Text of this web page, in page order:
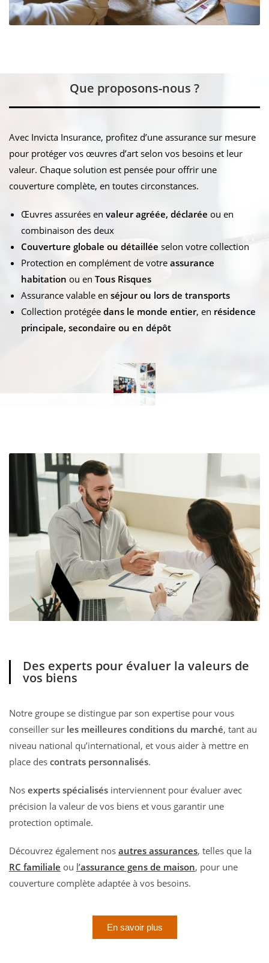
Que proposons-nous ?
Avec Invicta Insurance, profitez d’une assurance sur mesure
pour protéger vos œuvres d’art selon vos besoins et leur
valeur. Chaque solution est pensée pour offrir une
couverture complète, en toutes circonstances.
Œuvres assurées en valeur agréée, déclarée ou en
combinaison des deux
Couverture globale ou détaillée selon votre collection
Protection en complément de votre assurance
habitation ou en Tous Risques
Assurance valable en séjour ou lors de transports
Collection protégée dans le monde entier, en résidence
principale, secondaire ou en dépôt
Des experts pour évaluer la valeurs de
vos biens
Notre groupe se distingue par son expertise pour vous
conseiller sur les meilleures conditions du marché, tant au
niveau national qu’international, et vous aider à mettre en
place des contrats personnalisés.
Nos experts spécialisés interviennent pour évaluer avec
précision la valeur de vos biens et vous garantir une
protection optimale.
Découvrez également nos autres assurances, telles que la
RC familiale ou l’assurance gens de maison, pour une
couverture complète adaptée à vos besoins.
En savoir plus